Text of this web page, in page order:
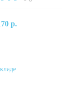
р.
В корзину